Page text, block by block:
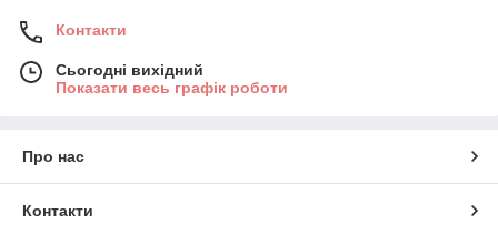
Контакти
Сьогодні вихідний
Показати весь графік роботи
Про нас
Контакти